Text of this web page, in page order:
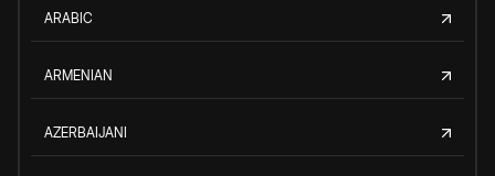
ARABIC
ARMENIAN
AZERBAIJANI